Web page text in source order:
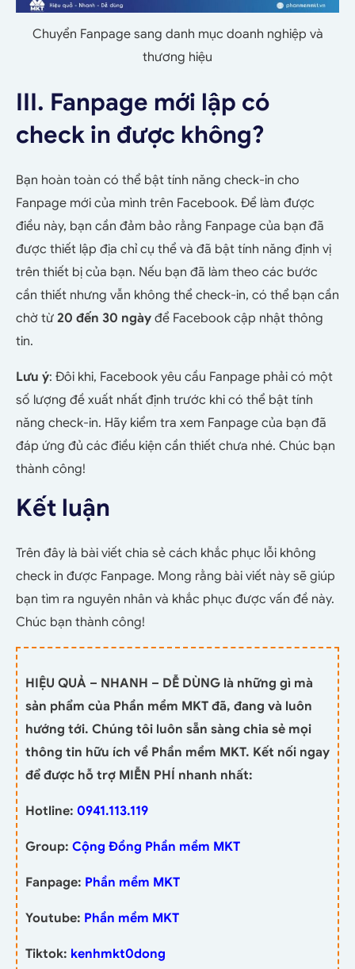
Chuyển Fanpage sang danh mục doanh nghiệp và
thương hiệu
III. Fanpage mới lập có
check in được không?
Bạn hoàn toàn có thể bật tính năng check-in cho
Fanpage mới của mình trên Facebook. Để làm được
điều này, bạn cần đảm bảo rằng Fanpage của bạn đã
được thiết lập địa chỉ cụ thể và đã bật tính năng định vị
trên thiết bị của bạn. Nếu bạn đã làm theo các bước
cần thiết nhưng vẫn không thể check-in, có thể bạn cần
chờ từ 20 đến 30 ngày để Facebook cập nhật thông
tin.
Lưu ý: Đôi khi, Facebook yêu cầu Fanpage phải có một
số lượng đề xuất nhất định trước khi có thể bật tính
năng check-in. Hãy kiểm tra xem Fanpage của bạn đã
đáp ứng đủ các điều kiện cần thiết chưa nhé. Chúc bạn
thành công!
Kết luận
Trên đây là bài viết chia sẻ cách khắc phục lỗi không
check in được Fanpage. Mong rằng bài viết này sẽ giúp
bạn tìm ra nguyên nhân và khắc phục được vấn đề này.
Chúc bạn thành công!
HIỆU QUẢ – NHANH – DỄ DÙNG là những gì mà
sản phẩm của Phần mềm MKT đã, đang và luôn
hướng tới. Chúng tôi luôn sẵn sàng chia sẻ mọi
thông tin hữu ích về Phần mềm MKT. Kết nối ngay
để được hỗ trợ MIỄN PHÍ nhanh nhất:
Hotline: 0941.113.119
Group: Cộng Đồng Phần mềm MKT
Fanpage: Phần mềm MKT
Youtube: Phần mềm MKT
Tiktok: kenhmkt0dong